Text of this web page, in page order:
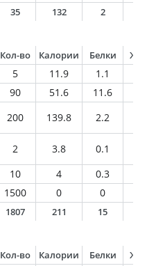
35 132 2
Кол-во Калории Белки
5 11.9 1.1
90 51.6 11.6
200 139.8 2.2
2 3.8 0.1
10 4 0.3
1500 0 0
1807 211 15
Кол-во Калории Белки